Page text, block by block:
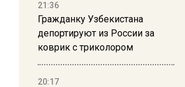
21:36
Гражданку Узбекистана
депортируют из России за
коврик с триколором
20:17